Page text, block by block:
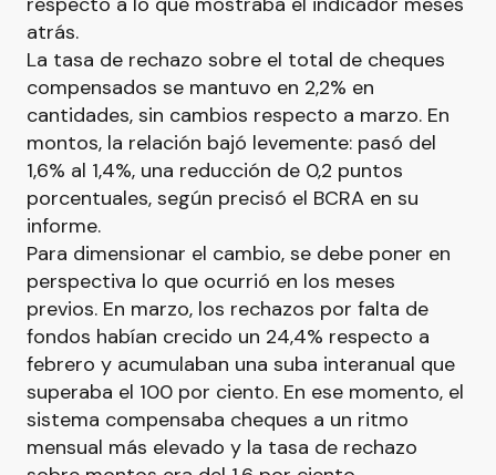
atrás.
La tasa de rechazo sobre el total de cheques
compensados se mantuvo en 2,2% en
cantidades, sin cambios respecto a marzo. En
montos, la relación bajó levemente: pasó del
1,6% al 1,4%, una reducción de 0,2 puntos
porcentuales, según precisó el BCRA en su
informe.
Para dimensionar el cambio, se debe poner en
perspectiva lo que ocurrió en los meses
previos. En marzo, los rechazos por falta de
fondos habían crecido un 24,4% respecto a
febrero y acumulaban una suba interanual que
superaba el 100 por ciento. En ese momento, el
sistema compensaba cheques a un ritmo
mensual más elevado y la tasa de rechazo